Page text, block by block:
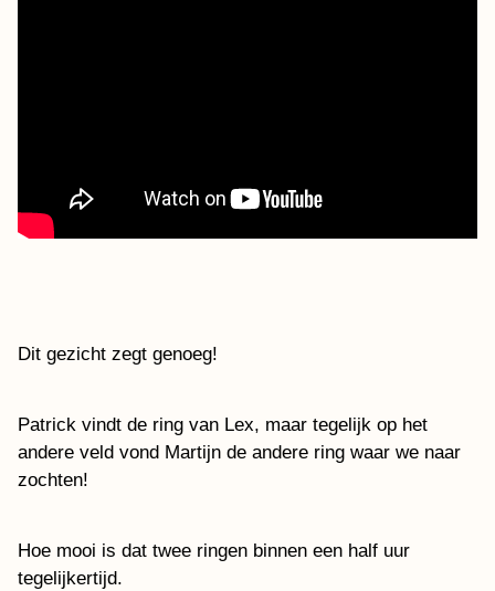
Dit gezicht zegt genoeg!
Patrick vindt de ring van Lex, maar tegelijk op het
andere veld vond Martijn de andere ring waar we naar
zochten!
Hoe mooi is dat twee ringen binnen een half uur
tegelijkertijd.